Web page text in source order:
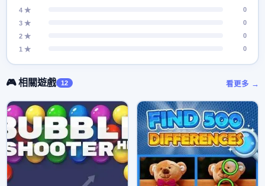
4 ★
0
3 ★
0
2 ★
0
1 ★
0
🎮 相關遊戲 12 看更多 →